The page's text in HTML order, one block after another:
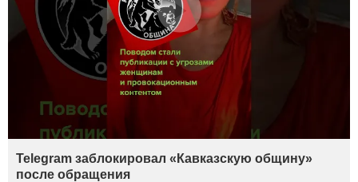
Telegram заблокировал «Кавказскую общину»
после обращения